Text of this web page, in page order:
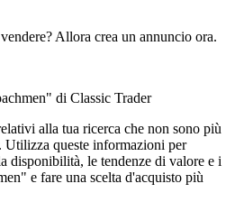
Allora crea un annuncio ora.
di Classic Trader
alla tua ricerca che non sono più
Utilizza queste informazioni per
disponibilità, le tendenze di valore e i
e fare una scelta d'acquisto più